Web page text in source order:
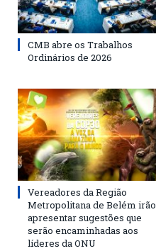
CMB abre os Trabalhos
Ordinários de 2026
Vereadores da Região
Metropolitana de Belém irão
apresentar sugestões que
serão encaminhadas aos
líderes da ONU